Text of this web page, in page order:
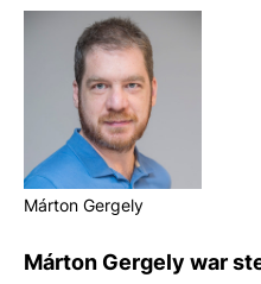
Márton Ger­gely
Márton Ger­gely war